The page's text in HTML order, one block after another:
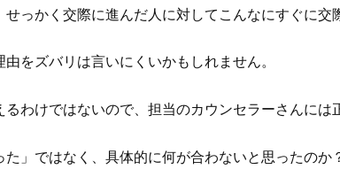
っかく交際に進んだ人に対してこんなにすぐに交
をズバリは言いにくいかもしれません。
わけではないので、担当のカウンセラーさんには
た」ではなく、具体的に何が合わないと思ったの